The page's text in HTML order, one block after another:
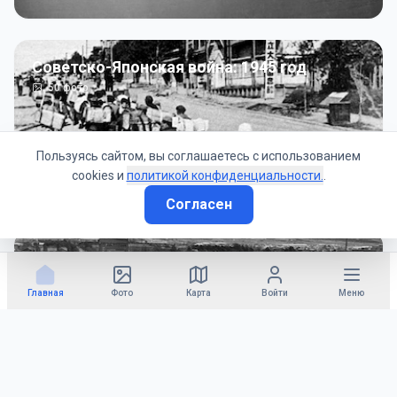
Советско-Японская война: 1945 год
50фото
Гражданское управление: 1945 - 1947 гг
Главная Фото Карта Войти Меню
Пользуясь сайтом, вы соглашаетесь с использованием
cookies и политикой конфиденциальности.
Согласен